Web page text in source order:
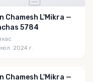
Chamesh L'Mikra —
5784
2024 г.
Chamesh L'Mikra —